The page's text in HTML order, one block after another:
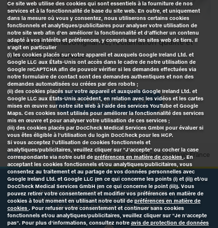
Contact Pharmacovigilance, réclamation qualité et
information médicale
En savoir plus
Home Produits L'Offre Thérapeutique de Daiichi Sankyo France
Politique des Cookies
Mentions Légales
Informations sur la protection des données
Modifier la Préférence des Cookies
Ce site web utilise des cookies qui sont essentiels à la fourniture de nos
services et à la fonctionnalité de base du site web. En outre, et uniquement
dans la mesure où vous y consentez, nous utiliserons certains cookies
fonctionnels et analytiques/publicitaires pour analyser votre utilisation de
notre site web afin d'en améliorer la fonctionnalité et d'afficher un contenu
adapté à vos intérêts et préférences, y compris sur les sites web de tiers. Il
s'agit en particulier
(i) les cookies placés sur votre appareil et auxquels Google Ireland Ltd. et
Google LLC aux États-Unis ont accès dans le cadre de notre utilisation de
Google reCAPTCHA afin de pouvoir vérifier si les demandes effectuées via
notre formulaire de contact sont des demandes authentiques et non des
demandes automatisées ou créées par des robots ;
(ii) des cookies placés sur votre appareil et auxquels Google Ireland Ltd. et
Google LLC aux États-Unis accèdent, en relation avec les vidéos et les cartes
mises en œuvre sur notre site Web à l'aide des services YouTube et Google
Maps. Ces cookies sont utilisés pour améliorer la fonctionnalité des services
mis en œuvre et pour analyser votre utilisation de ces services ;
(iii) des cookies placés par DocCheck Medical Services GmbH pour évaluer si
vous êtes éligible à l'utilisation du login DocCheck pour les HCP.
Si vous acceptez l'utilisation de cookies fonctionnels et
analytiques/publicitaires, veuillez cliquer sur "J'accepte" ou cocher la case
correspondante via notre outil de préférences en matière de cookies. En
acceptant les cookies fonctionnels et/ou analytiques/publicitaires, vous
consentez au traitement et au partage de vos données personnelles avec
Google Ireland Ltd. et Google LLC (en ce qui concerne les points (i) et (ii)) et/ou
DocCheck Medical Services GmbH (en ce qui concerne le point (iii)). Vous
pouvez retirer votre consentement et modifier vos préférences en matière de
cookies à tout moment en utilisant notre outil depréférences en matière de
cookies . Pour refuser votre consentement et continuer sans cookies
fonctionnels et/ou analytiques/publicitaires, veuillez cliquer sur "Je n'accepte
pas". Pour plus d'informations, consultez notre avis de protection de données